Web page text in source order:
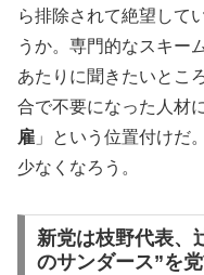
ら排除されて絶望して
うか。専門的なスキー
あたりに聞きたいとこ
合で不要になった人材
雇 」という位置付けだ
少なくなろう。
新党は枝野代表、
のサンダース”を